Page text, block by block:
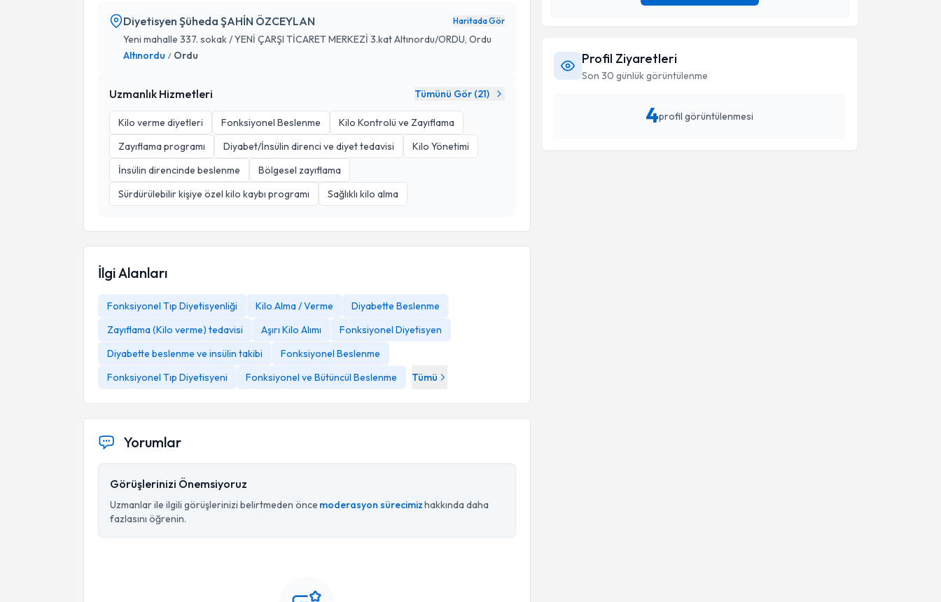
Diyetisyen Şüheda ŞAHİN ÖZCEYLAN Haritada Gör
Yeni mahalle 337. sokak / YENİ ÇARŞI TİCARET MERKEZİ 3.kat Altınordu/ORDU, Ordu
Altınordu / Ordu
Uzmanlık Hizmetleri Tümünü Gör (21)
Kilo verme diyetleri Fonksiyonel Beslenme
Kilo Kontrolü ve Zayıflama
Zayıflama programı
Diyabet/İnsülin direnci ve diyet tedavisi
Kilo Yönetimi
İnsülin direncinde beslenme
Bölgesel zayıflama
Sürdürülebilir kişiye özel kilo kaybı programı
Sağlıklı kilo alma
İlgi Alanları
Fonksiyonel Tıp Diyetisyenliği Kilo Alma / Verme
Diyabette Beslenme
Zayıflama (Kilo verme) tedavisi
Aşırı Kilo Alımı
Fonksiyonel Diyetisyen
Diyabette beslenme ve insülin takibi
Fonksiyonel Beslenme
Fonksiyonel Tıp Diyetisyeni
Fonksiyonel ve Bütüncül Beslenme Tümü
Yorumlar
Görüşlerinizi Önemsiyoruz
Uzmanlar ile ilgili görüşlerinizi belirtmeden önce moderasyon sürecimizhakkında daha
fazlasını öğrenin.
Profil Ziyaretleri
Son 30 günlük görüntülenme
4profil görüntülenmesi